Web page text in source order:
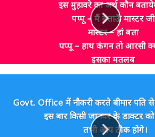
इस मुहावरे का अर्थ कौन
पप्पू – मैं बताऊँ मास्टर जी
मास्टर – हां बता
पप्पू – हाथ कंगन तो आरसी
इसका मतलब
जो लड़कियां हाथ में कंगन
पुलिस उनसे आर सी नहीं
मास्टर बेहोश…
Govt. Office में नौकरी करते बीमार पति से
इस बार किसी जानवर के डाक्टर
तभी आप ठीक होगे।